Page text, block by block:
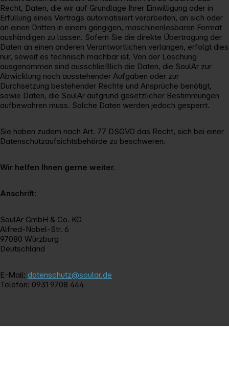
Recht, Daten, die wir auf Grundlage Ihrer Einwilligung oder in
Erfüllung eines Vertrags automatisiert verarbeiten, an sich oder
an einen Dritten in einem gängigen, maschinenlesbaren Format
aushändigen zu lassen. Sofern Sie die direkte Übertragung der
Daten an einen anderen Verantwortlichen verlangen, erfolgt dies
nur, soweit es technisch machbar ist. Von der Löschung
ausgenommen sind ausschließlich die Daten, die SoulAr zur
Abwicklung noch ausstehender Aufgaben oder zur
Durchsetzung bestehender Rechte und Ansprüche benötigt,
sowie Daten, die SoulAr aufgrund gesetzlicher Bestimmungen
aufbewahren muss. Solche Daten werden jedoch gesperrt.
Sie haben zudem nach Art. 77 DSGVO das Recht, sich bei einer
Datenschutzaufsichtsbehörde zu beschweren.
Wir helfen Ihnen gerne weiter.
Anschrift:
SoulAr GmbH & Co. KG
Alfred-Nobel-Str. 6
97080 Würzburg
Deutschland
E-Mail: datenschutz@soular.de
Telefon: 0931 9708 444